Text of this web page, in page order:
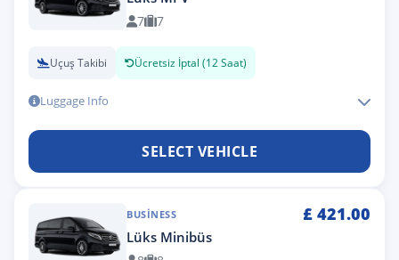
7 7
Uçuş Takibi Ücretsiz İptal (12 Saat)
Luggage Info
SELECT VEHICLE
BUSINESS £ 421.00
Lüks Minibüs